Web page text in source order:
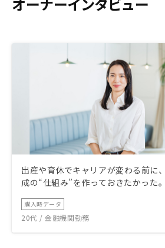
出産や育休でキャリアが変わる前に
成の“仕組み”を作っておきたかった。
購入時データ
20代 / 金融機関勤務